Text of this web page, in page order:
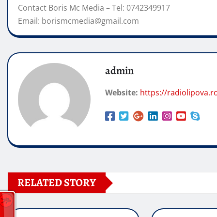
Contact Boris Mc Media – Tel: 0742349917
Email: borismcmedia@gmail.com
admin
Website: https://
RELATED STORY